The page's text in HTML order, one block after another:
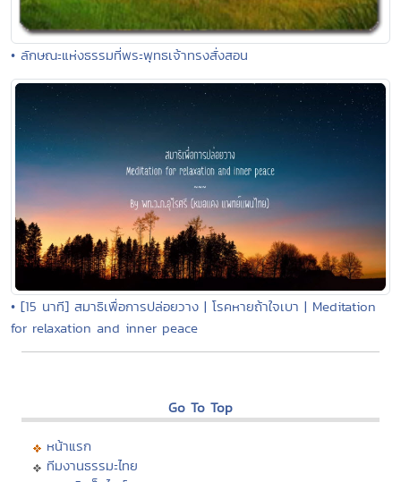
• ลักษณะแห่งธรรมที่พระพุทธเจ้าทรงสั่งสอน
• [15 นาที] สมาธิเพื่อการปล่อยวาง | โรคหายถ้าใจเบา | Meditation
for relaxation and inner peace
Go To Top
หน้าแรก
ทีมงานธรรมะไทย